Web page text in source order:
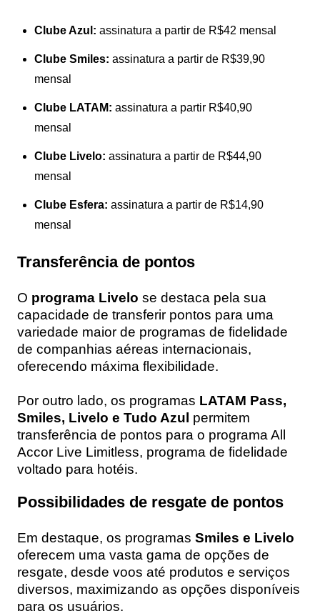
Clube Azul: assinatura a partir de R$42 mensal
Clube Smiles: assinatura a partir de R$39,90
mensal
Clube LATAM: assinatura a partir R$40,90
mensal
Clube Livelo: assinatura a partir de R$44,90
mensal
Clube Esfera: assinatura a partir de R$14,90
mensal
Transferência de pontos
O programa Livelo se destaca pela sua
capacidade de transferir pontos para uma
variedade maior de programas de fidelidade
de companhias aéreas internacionais,
oferecendo máxima flexibilidade.
Por outro lado, os programas LATAM Pass,
Smiles, Livelo e Tudo Azul permitem
transferência de pontos para o programa All
Accor Live Limitless, programa de fidelidade
voltado para hotéis.
Possibilidades de resgate de pontos
Em destaque, os programas Smiles e Livelo
oferecem uma vasta gama de opções de
resgate, desde voos até produtos e serviços
diversos, maximizando as opções disponíveis
para os usuários.